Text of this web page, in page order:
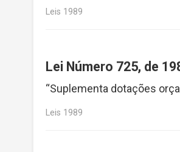
Leis 1989
Lei Número 725, de
“Suplementa dotações
Leis 1989